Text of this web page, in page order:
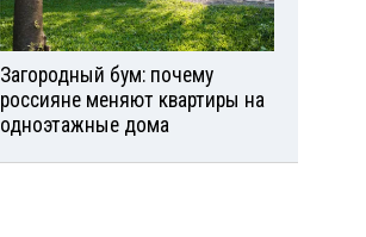
Загородный бум: почему
россияне меняют квартиры на
одноэтажные дома